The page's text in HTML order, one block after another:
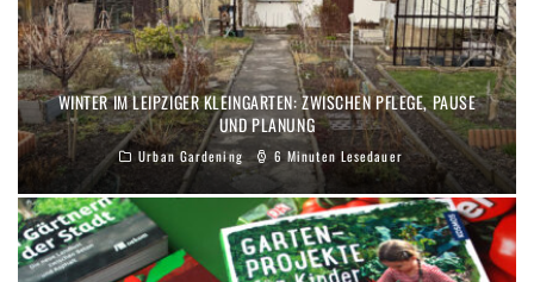
WINTER IM LEIPZIGER KLEINGARTEN: ZWISCHEN PFLEGE, PAUSE
UND PLANUNG
Urban Gardening 6 Minuten Lesedauer